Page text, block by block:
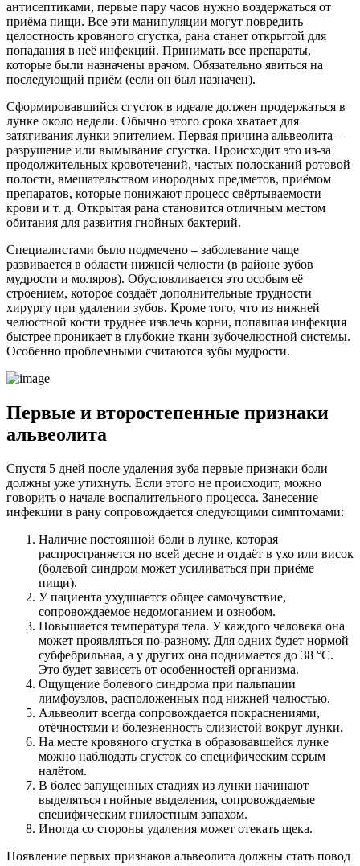
антисептиками, первые пару часов нужно воздержаться от
приёма пищи. Все эти манипуляции могут повредить
целостность кровяного сгустка, рана станет открытой для
попадания в неё инфекций. Принимать все препараты,
которые были назначены врачом. Обязательно явиться на
последующий приём (если он был назначен).
Сформировавшийся сгусток в идеале должен продержаться в
лунке около недели. Обычно этого срока хватает для
затягивания лунки эпителием. Первая причина альвеолита –
разрушение или вымывание сгустка. Происходит это из-за
продолжительных кровотечений, частых полосканий ротовой
полости, вмешательством инородных предметов, приёмом
препаратов, которые понижают процесс свёртываемости
крови и т. д. Открытая рана становится отличным местом
обитания для развития гнойных бактерий.
Специалистами было подмечено – заболевание чаще
развивается в области нижней челюсти (в районе зубов
мудрости и моляров). Обусловливается это особым её
строением, которое создаёт дополнительные трудности
хирургу при удалении зубов. Кроме того, что из нижней
челюстной кости труднее извлечь корни, попавшая инфекция
быстрее проникает в глубокие ткани зубочелюстной системы.
Особенно проблемными считаются зубы мудрости.
Первые и второстепенные признаки
альвеолита
Спустя 5 дней после удаления зуба первые признаки боли
должны уже утихнуть. Если этого не происходит, можно
говорить о начале воспалительного процесса. Занесение
инфекции в рану сопровождается следующими симптомами:
Наличие постоянной боли в лунке, которая
распространяется по всей десне и отдаёт в ухо или висок
(болевой синдром может усиливаться при приёме
пищи).
У пациента ухудшается общее самочувствие,
сопровождаемое недомоганием и ознобом.
Повышается температура тела. У каждого человека она
может проявляться по-разному. Для одних будет нормой
субфебрильная, а у других она поднимается до 38 °C.
Это будет зависеть от особенностей организма.
Ощущение болевого синдрома при пальпации
лимфоузлов, расположенных под нижней челюстью.
Альвеолит всегда сопровождается покраснениями,
отёчностями и болезненность слизистой вокруг лунки.
На месте кровяного сгустка в образовавшейся лунке
можно наблюдать сгусток со специфическим серым
налётом.
В более запущенных стадиях из лунки начинают
выделяться гнойные выделения, сопровождаемые
специфическим гнилостным запахом.
Иногда со стороны удаления может отекать щека.
Появление первых признаков альвеолита должны стать повод